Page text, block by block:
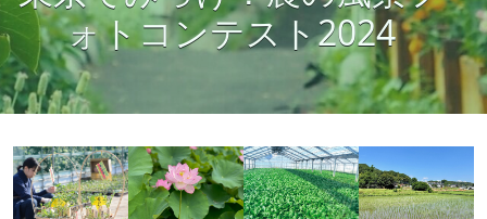
ォトコンテスト2024